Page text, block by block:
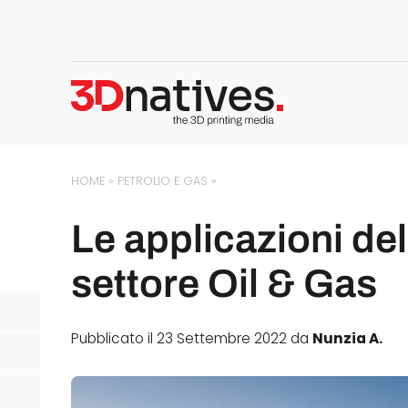
HOME » PETROLIO E GAS »
Le applicazioni
settore Oil & Gas
Pubblicato il 23 Settembre 2022 da Nunzia A.